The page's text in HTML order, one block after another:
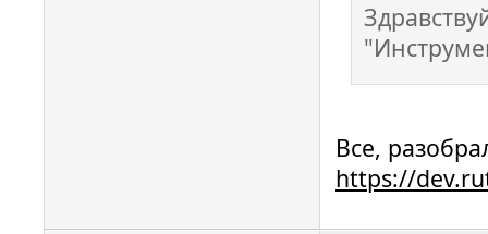
Все,
https://